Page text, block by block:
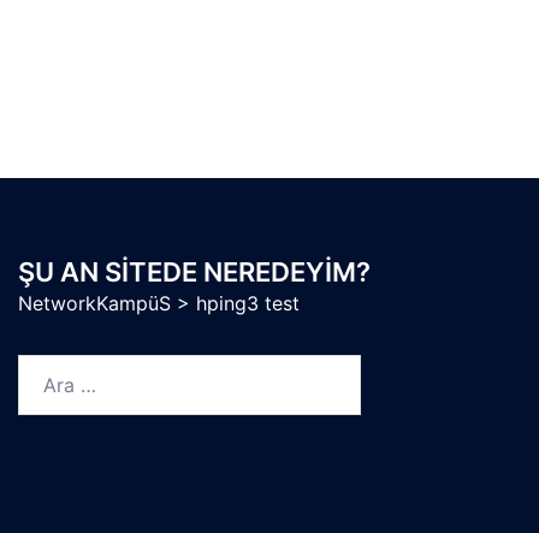
ŞU AN SITEDE NEREDEYIM?
NetworkKampüS > hping3 test